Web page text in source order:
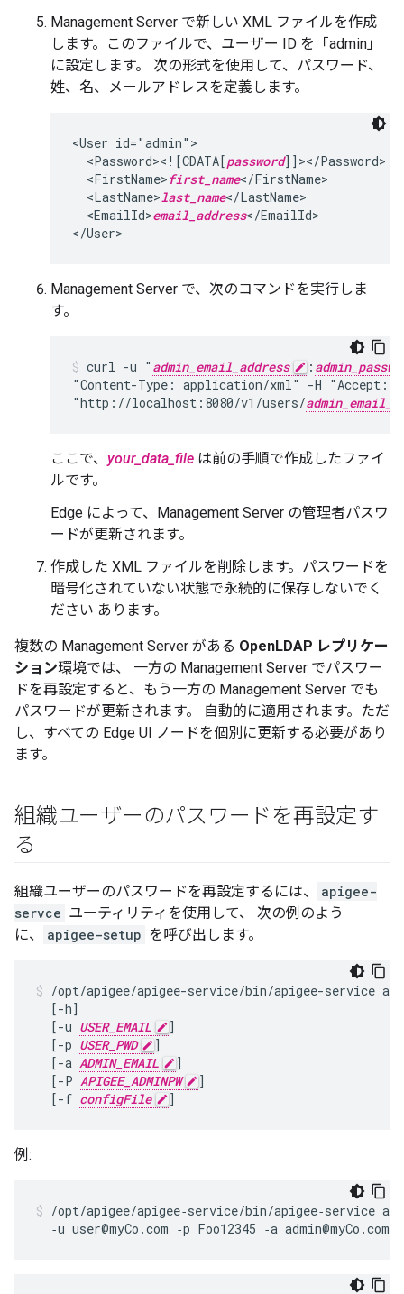
Management Server で新しい XML ファイルを作成
します。このファイルで、ユーザー ID を「admin」
に設定します。 次の形式を使用して、パスワード、
姓、名、メールアドレスを定義します。
<User id="admin">
  <Password><![CDATA[
password]]></Password>
  <FirstName>
first_name</FirstName>
  <LastName>
last_name</LastName>
  <EmailId>
email_address</EmailId>
</User>
Management Server で、次のコマンドを実行しま
す。
curl -u " admin_email_address :
"Content-Type: application/xml" -H "Accept:
"http://localhost:8080/v1/users/
ここで、 your_data_file は前の手順で作成したファイ
ルです。
Edge によって、Management Server の管理者パスワ
ードが更新されます。
作成した XML ファイルを削除します。パスワードを
暗号化されていない状態で永続的に保存しないでく
ださい あります。
複数の Management Server がある OpenLDAP レプリケー
ション環境では、 一方の Management Server でパスワー
ドを再設定すると、もう一方の Management Server でも
パスワードが更新されます。 自動的に適用されます。ただ
し、すべての Edge UI ノードを個別に更新する必要があり
ます。
組織ユーザーのパスワードを再設定す
る
組織ユーザーのパスワードを再設定するには、
apigee-
servce ユーティリティを使用して、 次の例のよう
に、
apigee-setup を呼び出します。
/opt/apigee/apigee-service/bin/apigee-service
  [-h]
  [-u
USER_EMAIL
]
  [-p
USER_PWD
]
  [-a
ADMIN_EMAIL
]
  [-P
APIGEE_ADMINPW
]
  [-f
configFile ]
例:
/opt/apigee/apigee‑service/bin/apigee‑service
‑u user@myCo.com ‑p Foo12345 ‑a admin@myCo.com